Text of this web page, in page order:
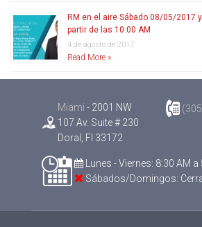
RM en el aire Sábado 08/05/2017
partir de las 10:00 AM
4 de agosto de 2017
Read More »
Miami - 2001 NW
107 Av. Suite # 230
Doral, Fl 33172
Lunes - Viernes: 8:30 AM a
Sábados/Domingos: